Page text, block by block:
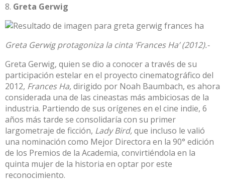
Greta Gerwig
Greta Gerwig protagoniza la cinta ‘Frances Ha’ (2012).-
Greta Gerwig, quien se dio a conocer a través de su
participación estelar en el proyecto cinematográfico del
2012, Frances Ha,dirigido por Noah Baumbach, es ahora
considerada una de las cineastas más ambiciosas de la
industria. Partiendo de sus orígenes en el cine indie, 6
años más tarde se consolidaría con su primer
largometraje de ficción, Lady Bird,que incluso le valió
una nominación como Mejor Directora en la 90° edición
de los Premios de la Academia, convirtiéndola en la
quinta mujer de la historia en optar por este
reconocimiento.